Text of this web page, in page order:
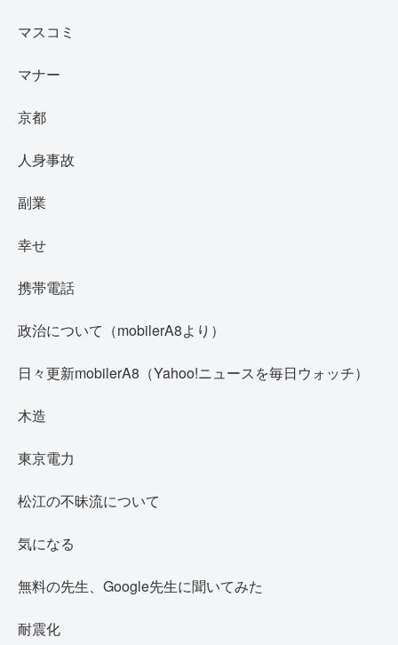
マスコミ
マナー
京都
人身事故
副業
幸せ
携帯電話
政治について（mobilerA8より）
日々更新mobilerA8（Yahoo!ニュースを毎日ウォッチ）
木造
東京電力
松江の不昧流について
気になる
無料の先生、Google先生に聞いてみた
耐震化